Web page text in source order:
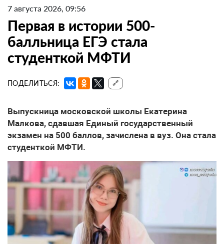
7 августа 2026, 09:56
Первая в истории 500-
балльница ЕГЭ стала
студенткой МФТИ
ПОДЕЛИТЬСЯ: 🔗
Выпускница московской школы Екатерина
Малкова, сдавшая Единый государственный
экзамен на 500 баллов, зачислена в вуз. Она стала
студенткой МФТИ.